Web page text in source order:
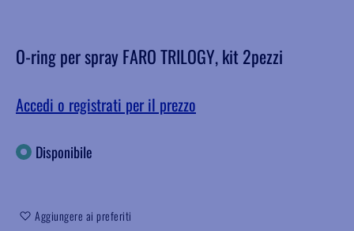
O-ring per spray FARO TRILOGY, kit 2pezzi
Accedi o registrati per il prezzo
Disponibile
Aggiungere ai preferiti